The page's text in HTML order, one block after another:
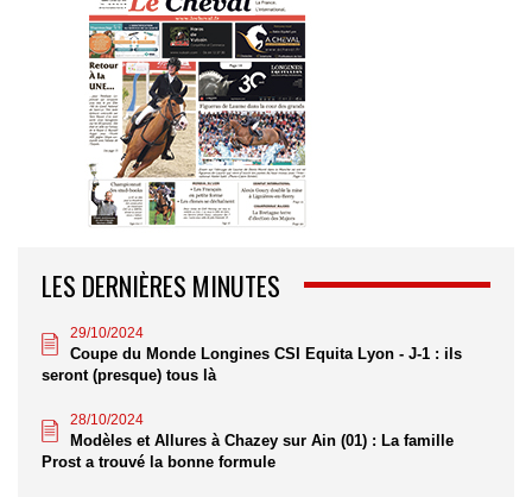
LES DERNIÈRES MINUTES
29/10/2024
Coupe du Monde Longines CSI Equita Lyon - J-1 : ils
seront (presque) tous là
28/10/2024
Modèles et Allures à Chazey sur Ain (01) : La famille
Prost a trouvé la bonne formule